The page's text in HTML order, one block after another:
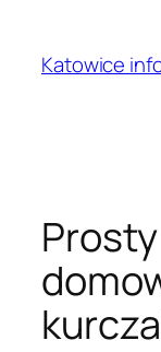
treściKatowice